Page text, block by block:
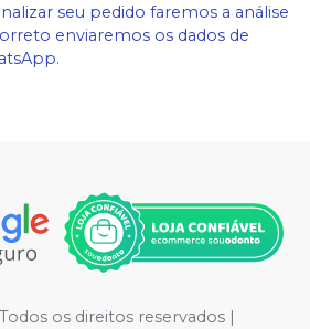
seu pedido faremos a análise
enviaremos os dados de
os direitos reservados |